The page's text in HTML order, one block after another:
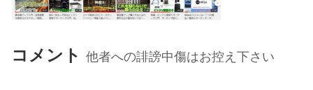
コメント 他者への誹謗中傷はお控え下さい